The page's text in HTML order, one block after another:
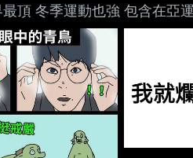
頂 冬季運動也強 包含在亞
國選手在爭冠軍 台灣每年都
來 以前大家都說 韓國人比
會都很會培養競爭型人才 最
問題？ 教育問題？ 還是